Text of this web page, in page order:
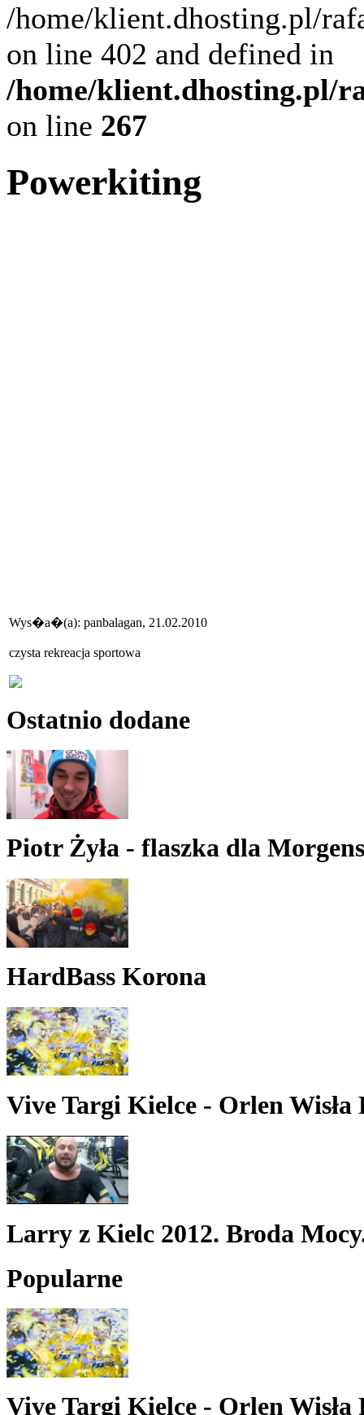
/home/klient.dhosting.pl/
on line 402 and defined in
/home/klient.dhosting.pl/
on line 267
Powerkiting
Wys�a�(a): panbalagan, 21.02.2010
czysta rekreacja sportowa
Ostatnio dodane
Piotr Żyła - flaszka dla
HardBass Korona
Vive Targi Kielce - Orlen Wisła
Larry z Kielc 2012. Broda
Popularne
Vive Targi Kielce - Orlen Wisła